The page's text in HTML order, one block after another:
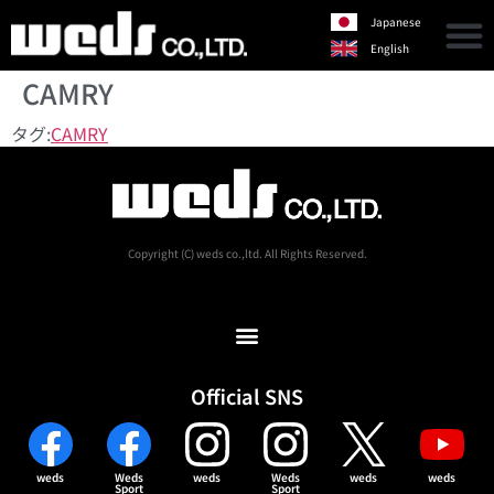
Japanese
English
CAMRY
タグ:CAMRY
Copyright (C) weds co.,ltd. All Rights Reserved.
Official SNS
weds Weds
Sport
weds Weds
Sport
weds weds